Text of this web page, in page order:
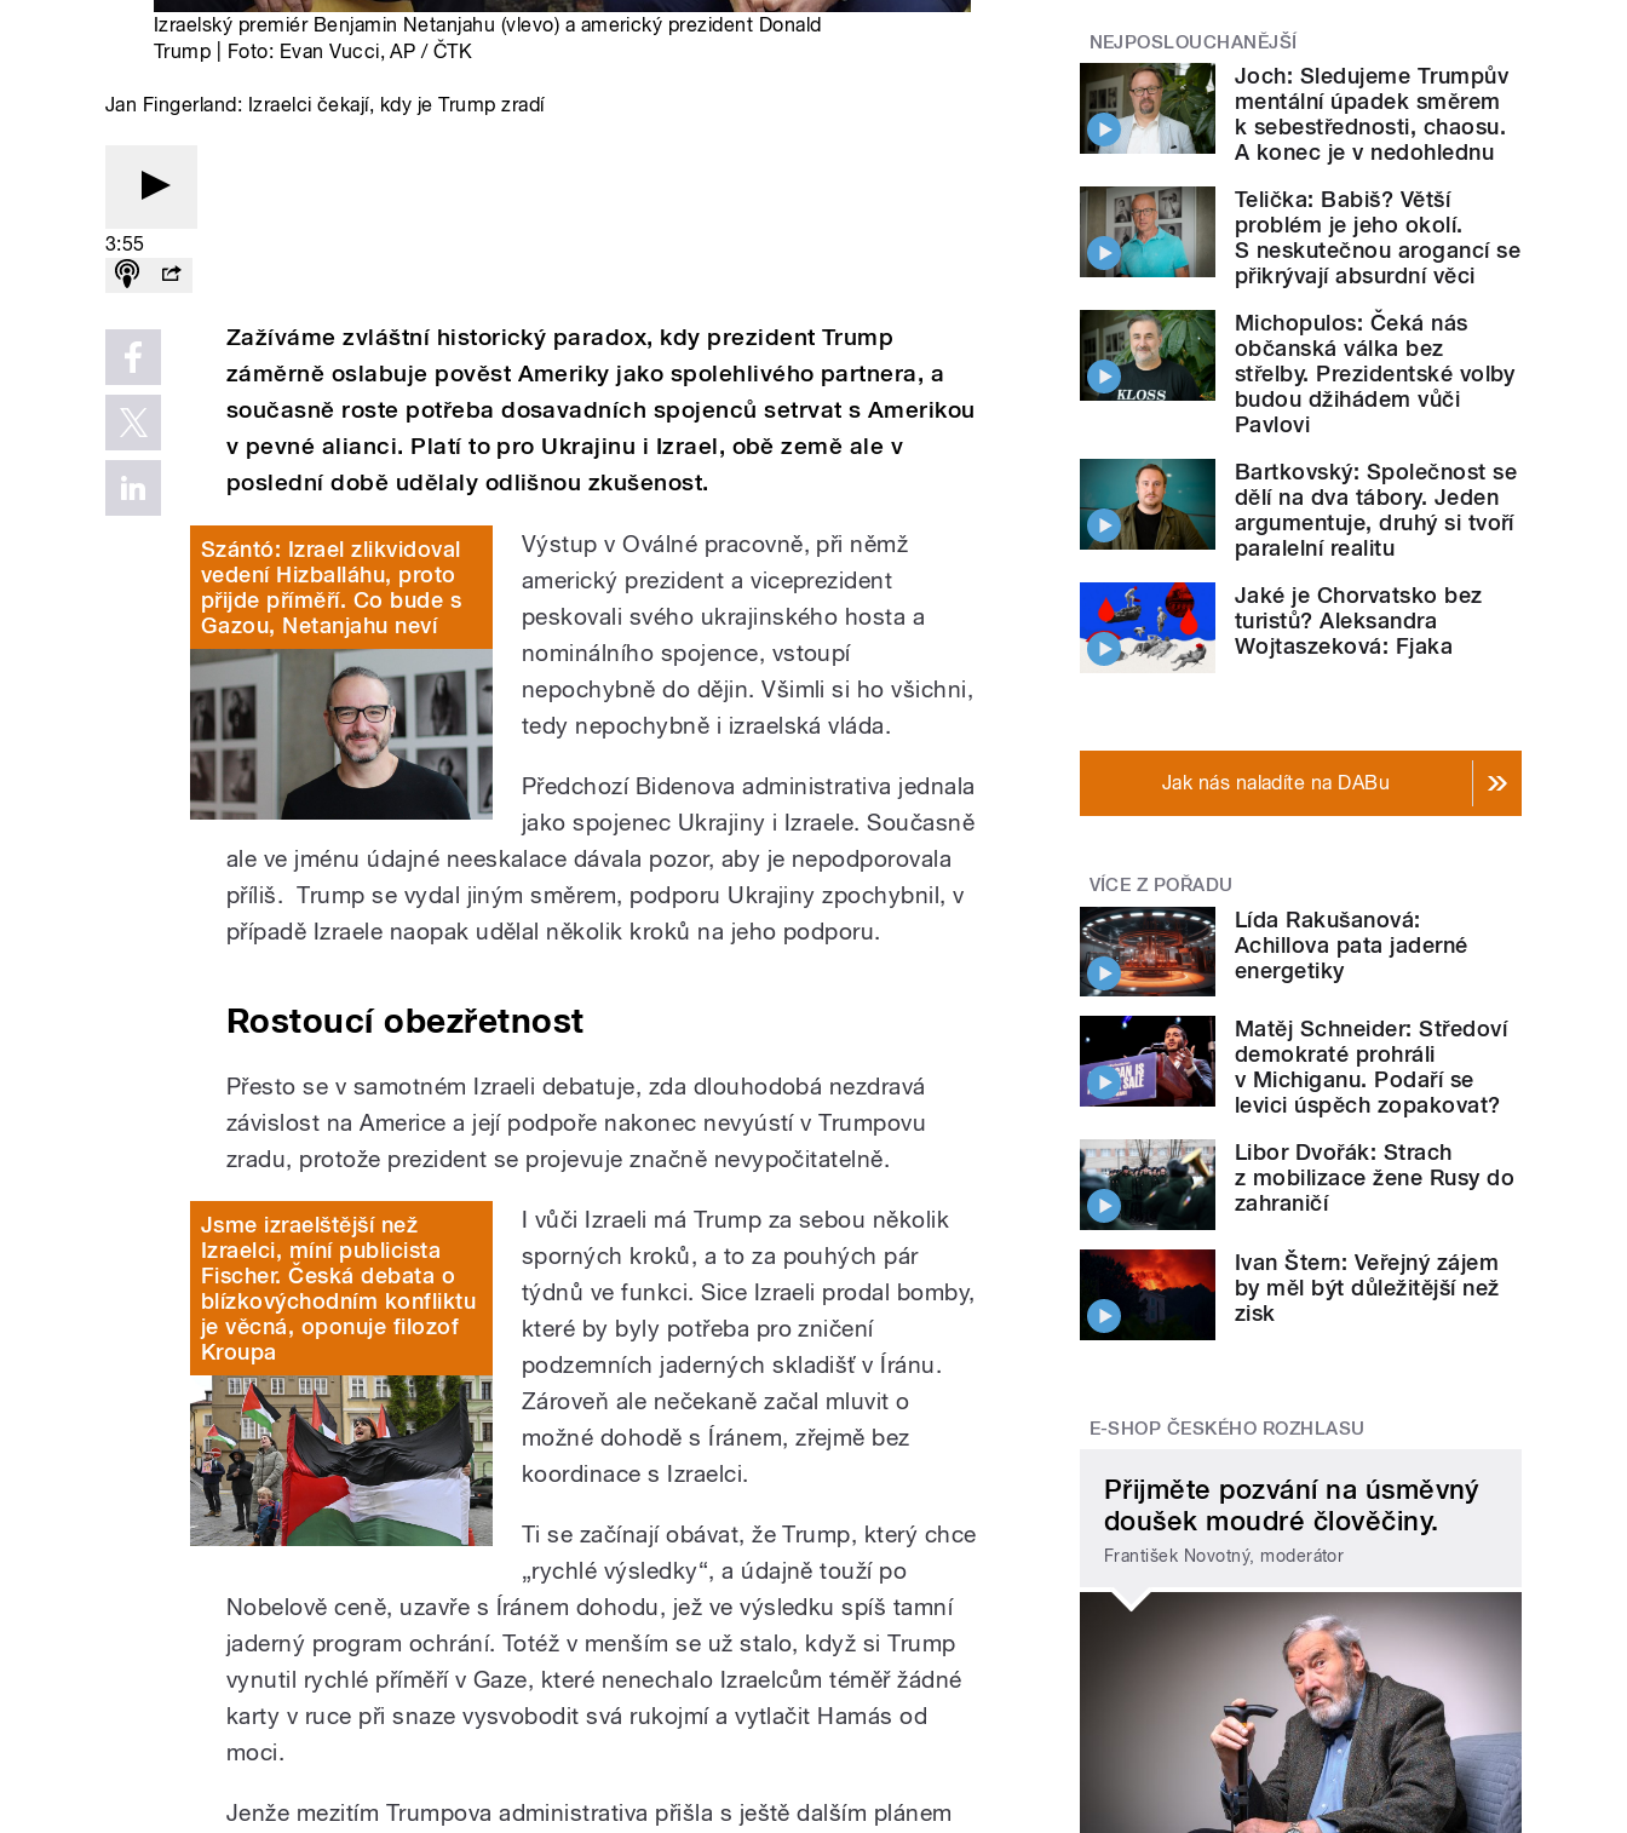
Izraelský premiér Benjamin Netanjahu (vlevo) a americký prezident Donald
Trump | Foto: Evan Vucci, AP / ČTK
Jan Fingerland: Izraelci čekají, kdy je Trump zradí
3:55
Zažíváme zvláštní historický paradox, kdy prezident Trump
záměrně oslabuje pověst Ameriky jako spolehlivého partnera, a
současně roste potřeba dosavadních spojenců setrvat s Amerikou
v pevné alianci. Platí to pro Ukrajinu i Izrael, obě země ale v
poslední době udělaly odlišnou zkušenost.
Szántó: Izrael zlikvidoval
vedení Hizballáhu, proto
přijde příměří. Co bude s
Gazou, Netanjahu neví
Výstup v Oválné pracovně, při němž
americký prezident a viceprezident
peskovali svého ukrajinského hosta a
nominálního spojence, vstoupí
nepochybně do dějin. Všimli si ho všichni,
tedy nepochybně i izraelská vláda.
Předchozí Bidenova administrativa jednala
jako spojenec Ukrajiny i Izraele. Současně
ale ve jménu údajné neeskalace dávala pozor, aby je nepodporovala
příliš. Trump se vydal jiným směrem, podporu Ukrajiny zpochybnil, v
případě Izraele naopak udělal několik kroků na jeho podporu.
Rostoucí obezřetnost
Přesto se v samotném Izraeli debatuje, zda dlouhodobá nezdravá
závislost na Americe a její podpoře nakonec nevyústí v Trumpovu
zradu, protože prezident se projevuje značně nevypočitatelně.
Jsme izraelštější než
Izraelci, míní publicista
Fischer. Česká debata o
blízkovýchodním konfliktu
je věcná, oponuje filozof
Kroupa
I vůči Izraeli má Trump za sebou několik
sporných kroků, a to za pouhých pár
týdnů ve funkci. Sice Izraeli prodal bomby,
které by byly potřeba pro zničení
podzemních jaderných skladišť v Íránu.
Zároveň ale nečekaně začal mluvit o
možné dohodě s Íránem, zřejmě bez
koordinace s Izraelci.
Ti se začínají obávat, že Trump, který chce
„rychlé výsledky“, a údajně touží po
Nobelově ceně, uzavře s Íránem dohodu, jež ve výsledku spíš tamní
jaderný program ochrání. Totéž v menším se už stalo, když si Trump
vynutil rychlé příměří v Gaze, které nenechalo Izraelcům téměř žádné
karty v ruce při snaze vysvobodit svá rukojmí a vytlačit Hamás od
moci.
Jenže mezitím Trumpova administrativa přišla s ještě dalším plánem
NEJPOSLOUCHANĚJŠÍ
Joch: Sledujeme Trumpův
mentální úpadek směrem
k sebestřednosti, chaosu.
A konec je v nedohlednu
Telička: Babiš? Větší
problém je jeho okolí.
S neskutečnou arogancí se
přikrývají absurdní věci
Michopulos: Čeká nás
občanská válka bez
střelby. Prezidentské volby
budou džihádem vůči
Pavlovi
Bartkovský: Společnost se
dělí na dva tábory. Jeden
argumentuje, druhý si tvoří
paralelní realitu
Jaké je Chorvatsko bez
turistů? Aleksandra
Wojtaszeková: Fjaka
Jak nás naladíte na DABu
VÍCE Z POŘADU
Lída Rakušanová:
Achillova pata jaderné
energetiky
Matěj Schneider: Středoví
demokraté prohráli
v Michiganu. Podaří se
levici úspěch zopakovat?
Libor Dvořák: Strach
z mobilizace žene Rusy do
zahraničí
Ivan Štern: Veřejný zájem
by měl být důležitější než
zisk
E-SHOP ČESKÉHO ROZHLASU
Přijměte pozvání na úsměvný
doušek moudré člověčiny.
František Novotný, moderátor